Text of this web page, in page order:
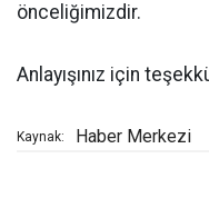
önceliğimizdir.
Anlayışınız için
Kaynak: Haber Merkezi